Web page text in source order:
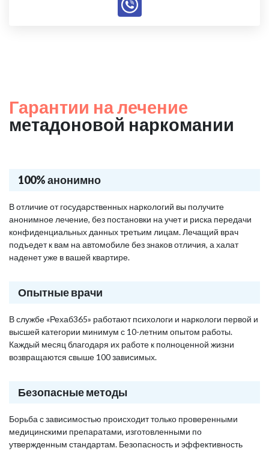
Гарантии на лечение
метадоновой наркомании
100% анонимно
В отличие от государственных наркологий вы получите
анонимное лечение, без постановки на учет и риска передачи
конфиденциальных данных третьим лицам. Лечащий врач
подъедет к вам на автомобиле без знаков отличия, а халат
наденет уже в вашей квартире.
Опытные врачи
В службе «Рехаб365» работают психологи и наркологи первой и
высшей категории минимум с 10-летним опытом работы.
Каждый месяц благодаря их работе к полноценной жизни
возвращаются свыше 100 зависимых.
Безопасные методы
Борьба с зависимостью происходит только проверенными
медицинскими препаратами, изготовленными по
утвержденным стандартам. Безопасность и эффективность